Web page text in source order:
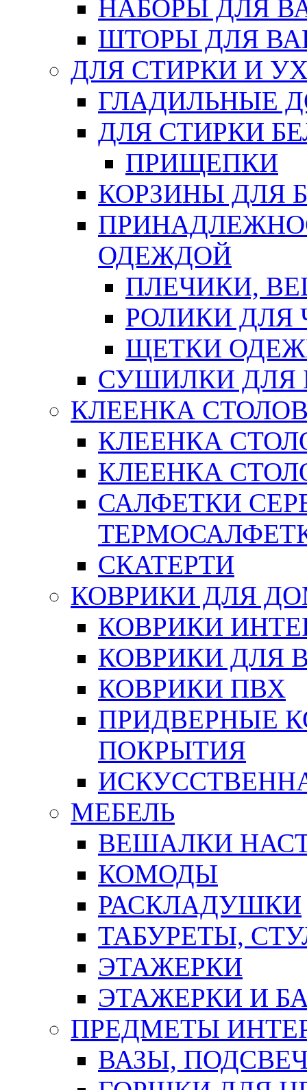
НАБОРЫ ДЛЯ
ШТОРЫ ДЛЯ
ДЛЯ СТИРКИ И
ГЛАДИЛЬНЫЕ
ДЛЯ СТИРКИ
ПРИЩЕПКИ
КОРЗИНЫ ДЛЯ
ОДЕЖДОЙ
ПЛЕЧИКИ,
РОЛИКИ ДЛЯ
ЩЕТКИ
СУШИЛКИ ДЛЯ
КЛЕЕНКА
КЛЕЕНКА
КЛЕЕНКА
САЛФЕТКИ
СКАТЕРТИ
КОВРИКИ ДЛЯ
КОВРИКИ
КОВРИКИ ДЛЯ
КОВРИКИ ПВХ
ПРИДВЕРНЫЕ
ПОКРЫТИЯ
МЕБЕЛЬ
ВЕШАЛКИ
КОМОДЫ
РАСКЛАДУШКИ
ТАБУРЕТЫ,
ЭТАЖЕРКИ
ЭТАЖЕРКИ И
ПРЕДМЕТЫ
ВАЗЫ,